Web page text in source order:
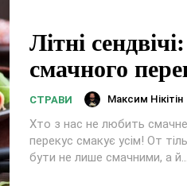
Літні
смачного
СТРАВИ Максим Нікітін
Хто з нас не любить
перекус смакує усім! От
бути не лише смачними, а й...